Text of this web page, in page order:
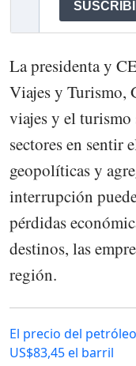
La presidenta y
Viajes y Turismo,
viajes y el turismo
sectores en sentir
geopolíticas y
interrupción
pérdidas
destinos, las
región.
El precio del
US$83,45 el barril